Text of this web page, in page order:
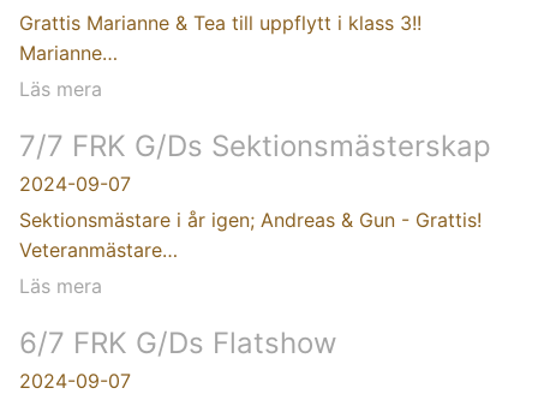
Grattis Marianne & Tea till uppflytt i klass 3!!
Marianne…
Läs mera
7/7 FRK G/Ds Sektionsmästerskap
2024-09-07
Sektionsmästare i år igen; Andreas & Gun - Grattis!
Veteranmästare…
Läs mera
6/7 FRK G/Ds Flatshow
2024-09-07